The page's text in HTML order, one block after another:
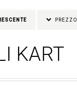
PREZZO
KART